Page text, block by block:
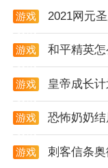
1. 多产业自由经
车场开发、木材加
独立发展路径与
先修建水坝可获
关注原材料供应
2. 动态市场模拟
玩家需通过分析
游戏
2021网元
游戏
和平精英
游戏
皇帝成长
游戏
恐怖奶奶
游戏
刺客信条